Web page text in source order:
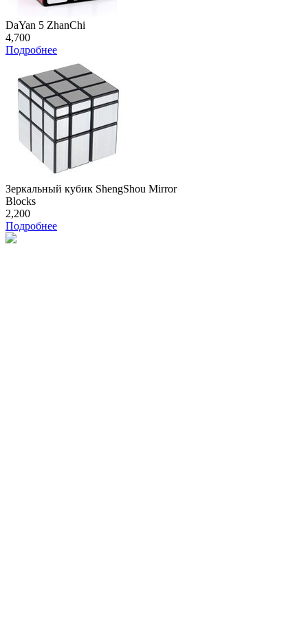
DaYan 5 ZhanChi
4,700
Подробнее
Зеркальный кубик ShengShou Mirror
Blocks
2,200
Подробнее